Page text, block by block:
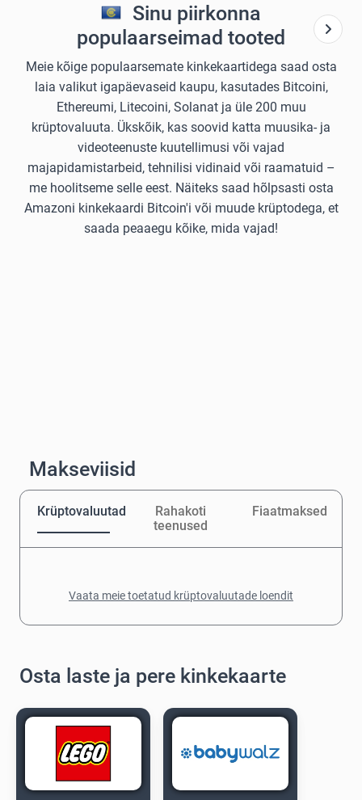
Sinu piirkonna
populaarseimad tooted
Meie kõige populaarsemate kinkekaartidega saad osta
laia valikut igapäevaseid kaupu, kasutades Bitcoini,
Ethereumi, Litecoini, Solanat ja üle 200 muu
krüptovaluuta. Ükskõik, kas soovid katta muusika- ja
videoteenuste kuutellimusi või vajad
majapidamistarbeid, tehnilisi vidinaid või raamatuid –
me hoolitseme selle eest. Näiteks saad hõlpsasti osta
Amazoni kinkekaardi Bitcoin'i või muude krüptodega, et
saada peaaegu kõike, mida vajad!
Makseviisid
Krüptovaluutad
Rahakoti
teenused
Fiaatmaksed
Vaata meie toetatud krüptovaluutade loendit
Osta laste ja pere kinkekaarte